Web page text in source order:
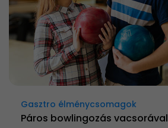
Gasztro élménycsomagok
Páros bowlingozás vacsorával